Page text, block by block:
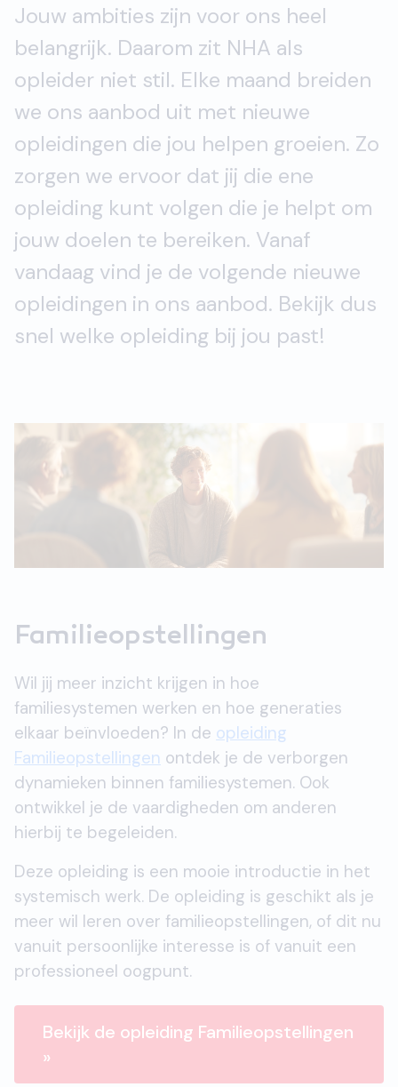
Jouw ambities zijn voor ons heel
belangrijk. Daarom zit NHA als
opleider niet stil. Elke maand breiden
we ons aanbod uit met nieuwe
opleidingen die jou helpen groeien. Zo
zorgen we ervoor dat jij die ene
opleiding kunt volgen die je helpt om
jouw doelen te bereiken. Vanaf
vandaag vind je de volgende nieuwe
opleidingen in ons aanbod. Bekijk dus
snel welke opleiding bij jou past!
Familieopstellingen
Wil jij meer inzicht krijgen in hoe
familiesystemen werken en hoe generaties
elkaar beïnvloeden? In de opleiding
Familieopstellingen ontdek je de verborgen
dynamieken binnen familiesystemen. Ook
ontwikkel je de vaardigheden om anderen
hierbij te begeleiden.
Deze opleiding is een mooie introductie in het
systemisch werk. De opleiding is geschikt als je
meer wil leren over familieopstellingen, of dit nu
vanuit persoonlijke interesse is of vanuit een
professioneel oogpunt.
Bekijk de opleiding Familieopstellingen
»